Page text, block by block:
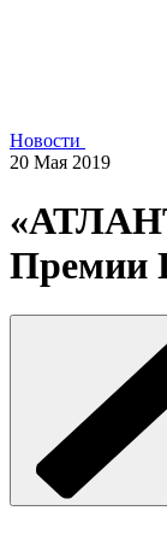
Новости
20 Мая 2019
Премии